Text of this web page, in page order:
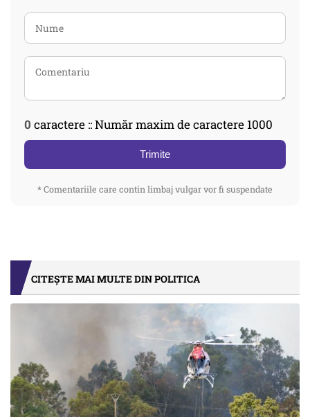
0 caractere :: Număr maxim de caractere 1000
Trimite
* Comentariile care contin limbaj vulgar vor fi suspendate
CITEȘTE MAI MULTE DIN POLITICA